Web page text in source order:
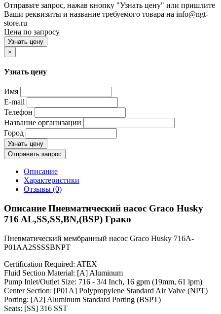
Отправьте запрос, нажав кнопку "Узнать цену" или пришлите
Ваши реквизиты и название требуемого товара на info@ngt-
store.ru
Цена по запросу
Узнать цену
×
Узнать цену
Имя
E-mail
Телефон
Название организации
Город
Узнать цену
Отправить запрос
Описание
Характеристики
Отзывы (0)
Описание Пневматический насос Graco Husky
716 AL,SS,SS,BN,(BSP) Грако
Пневматический мембранный насос Graco Husky 716A-
P01AA2SSSSBNPT
Certification Required: ATEX
Fluid Section Material: [A] Aluminum
Pump Inlet/Outlet Size: 716 - 3/4 Inch, 16 gpm (19mm, 61 lpm)
Center Section: [P01A] Polypropylene Standard Air Valve (NPT)
Porting: [A2] Aluminum Standard Porting (BSPT)
Seats: [SS] 316 SST